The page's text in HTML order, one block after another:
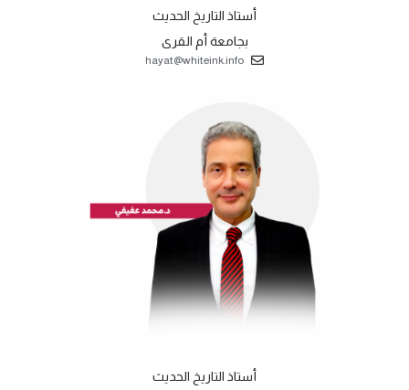
أستاذ التاريخ الحديث
بجامعة أم القرى
hayat@whiteink.info
أستاذ التاريخ الحديث